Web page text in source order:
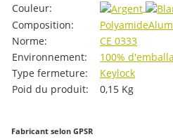
Couleur:
Composition:
Polyamide
Norme:
CE 0333
Environnement:
100%
Type fermeture:
Keylock
Poid du produit:
0,15 Kg
Fabricant selon GPSR